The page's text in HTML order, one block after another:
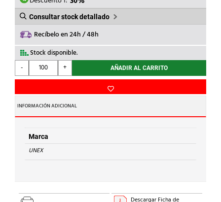
Consultar stock detallado
Recíbelo en 24h / 48h
Stock disponible.
-
UNEX
-
PLAST.2-
5mm
-6-
AMARILLO
cantidad
+ AÑADIR AL CARRITO
INFORMACIÓN ADICIONAL
Marca
UNEX
Descargar Ficha de